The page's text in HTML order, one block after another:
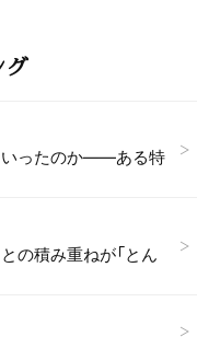
グ
いったのか——ある特
の積み重ねが「とん